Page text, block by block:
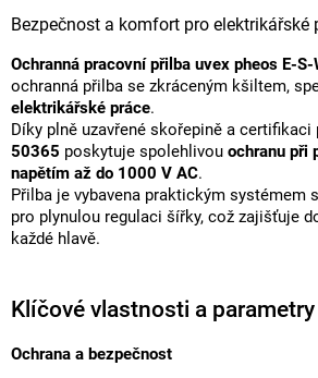
Bezpečnost a komfort pro elektrikářské
Ochranná pracovní přilba uvex pheos E-S-
ochranná přilba se zkráceným kšiltem,
elektrikářské práce.
Díky plně uzavřené skořepině a certifikaci
50365 poskytuje spolehlivou ochranu při
napětím až do 1000 V AC.
Přilba je vybavena praktickým systémem
pro plynulou regulaci šířky, což zajišťuje
každé hlavě.
Klíčové vlastnosti a parametry
Ochrana a bezpečnost